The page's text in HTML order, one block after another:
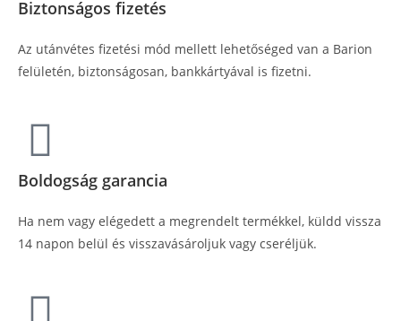
Biztonságos fizetés
Az utánvétes fizetési mód mellett lehetőséged van a Barion
felületén, biztonságosan, bankkártyával is fizetni.
Boldogság garancia
Ha nem vagy elégedett a megrendelt termékkel, küldd vissza
14 napon belül és visszavásároljuk vagy cseréljük.